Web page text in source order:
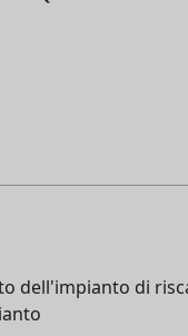
dell'impianto di